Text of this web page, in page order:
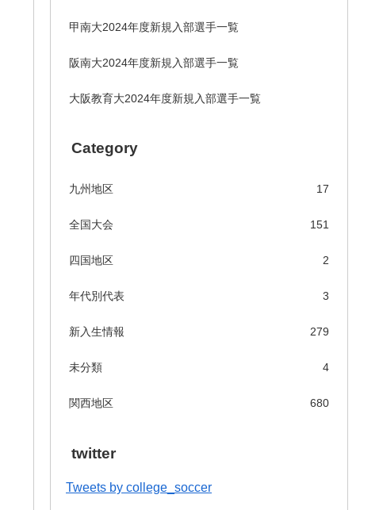
甲南大2024年度新規入部選手一覧
阪南大2024年度新規入部選手一覧
大阪教育大2024年度新規入部選手一覧
Category
九州地区 17
全国大会 151
四国地区 2
年代別代表 3
新入生情報 279
未分類 4
関西地区 680
twitter
Tweets by college_soccer